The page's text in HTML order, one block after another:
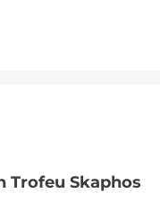
Trofeu Skaphos